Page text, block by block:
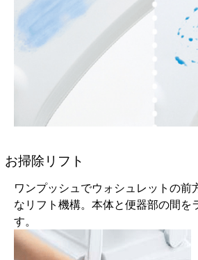
お掃除リフト
ワンプッシュでウォシュレットの前
なリフト機構。本体と便器部の間を
す。